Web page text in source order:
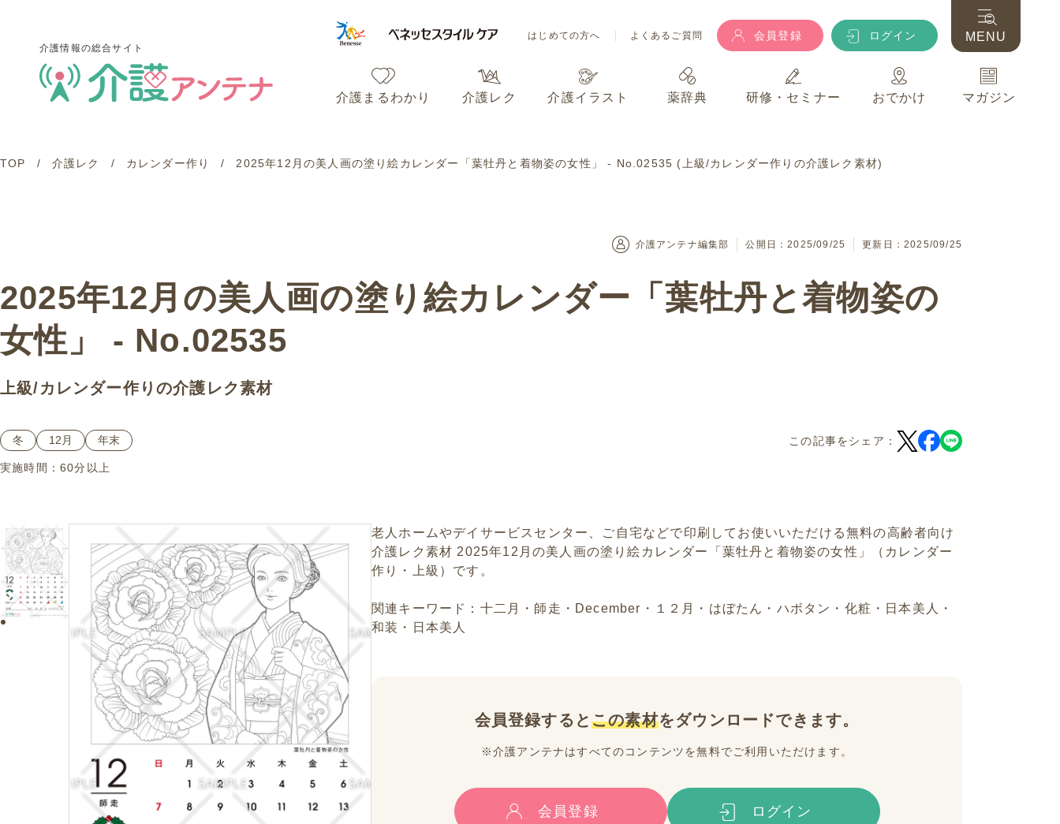
介護情報の総合サイト
はじめての方へ よくあるご質問 会員登録 ログイン
介護まるわかり 介護レク 介護イラスト 薬辞典 研修・セミナー おでかけ マガジン
MENU
介護情報の総合サイト
TOP 介護レク カレンダー作り 2025年12月の美人画の塗り絵カレンダー「葉牡丹と着物姿の女性」 - No.02535 (上級/カレンダー作りの介護レク素材)
介護アンテナ編集部 公開日：2025/09/25 更新日：2025/09/25
2025年12月の美人画の塗り絵カレンダー「葉牡丹と着物姿の
女性」 - No.02535
上級/カレンダー作りの介護レク素材
冬 12月 年末 この記事をシェア：
実施時間： 60分以上
老人ホームやデイサービスセンター、ご自宅などで印刷してお使いいただける無料の高齢者向け
介護レク素材 2025年12月の美人画の塗り絵カレンダー「葉牡丹と着物姿の女性」（カレンダー
作り・上級）です。
関連キーワード：十二月・師走・December・１２月・はぼたん・ハボタン・化粧・日本美人・
和装・日本美人
会員登録するとこの素材をダウンロードできます。
※介護アンテナはすべてのコンテンツを無料でご利用いただけます。
会員登録 ログイン